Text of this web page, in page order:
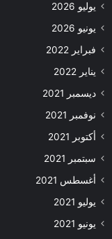
يوليو 2026
يونيو 2026
فبراير 2022
يناير 2022
ديسمبر 2021
نوفمبر 2021
أكتوبر 2021
سبتمبر 2021
أغسطس 2021
يوليو 2021
يونيو 2021